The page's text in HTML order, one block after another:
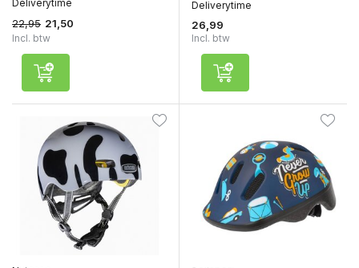
Deliverytime
22,95 21,50
Incl. btw
Deliverytime
26,99
Incl. btw